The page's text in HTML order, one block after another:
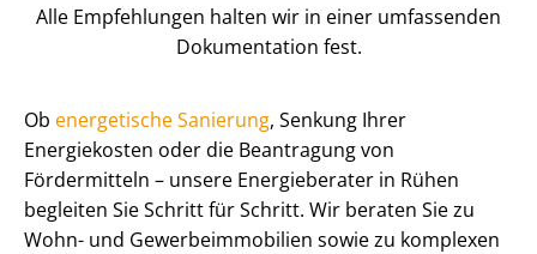
Alle Empfehlungen halten wir in einer umfassenden
Dokumentation fest.
Ob energetische Sanierung, Senkung Ihrer
Energiekosten oder die Beantragung von
Fördermitteln – unsere Energieberater in Rühen
begleiten Sie Schritt für Schritt. Wir beraten Sie zu
Wohn- und Ge­wer­be­im­mo­bi­li­en sowie zu komplexen